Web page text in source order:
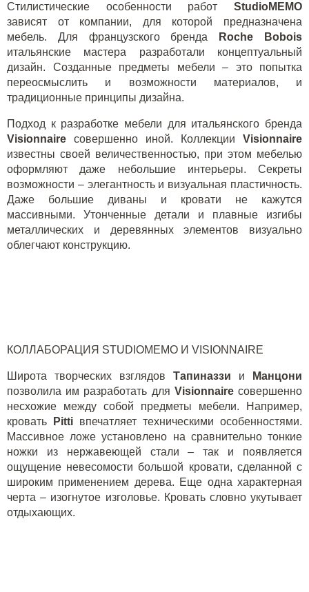
Стилистические особенности работ StudioMEMO
зависят от компании, для которой предназначена
мебель. Для французского бренда
Roche Bobois
итальянские мастера разработали концептуальный
дизайн. Созданные предметы мебели – это попытка
переосмыслить и возможности материалов, и
традиционные принципы дизайна.
Подход к разработке мебели для итальянского бренда
Visionnaire
совершенно иной. Коллекции Visionnaire
известны своей величественностью, при этом мебелью
оформляют даже
небольшие интерьеры. Секреты
возможности – элегантность и визуальная пластичность.
Даже большие диваны и кровати не кажутся
массивными. Утонченные детали и плавные изгибы
металлических и деревянных элементов визуально
облегчают конструкцию.
КОЛЛАБОРАЦИЯ STUDIOMEMO И VISIONNAIRE
Широта творческих взглядов Тапиназзи и
Манцони
позволила им разработать для Visionnaire совершенно
несхожие между собой предметы мебели. Например,
кровать
Pitti впечатляет техническими особенностями.
Массивное ложе установлено на сравнительно тонкие
ножки из нержавеющей стали – так и появляется
ощущение невесомости большой кровати, сделанной с
широким применением дерева. Еще одна характерная
черта – изогнутое изголовье. Кровать словно укутывает
отдыхающих.